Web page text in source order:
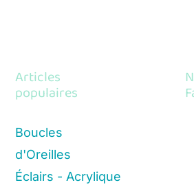
Articles
populaires
Boucles
d'Oreilles
Éclairs - Acrylique